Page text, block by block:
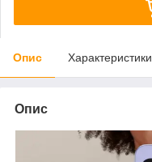
Опис Характеристики
Опис